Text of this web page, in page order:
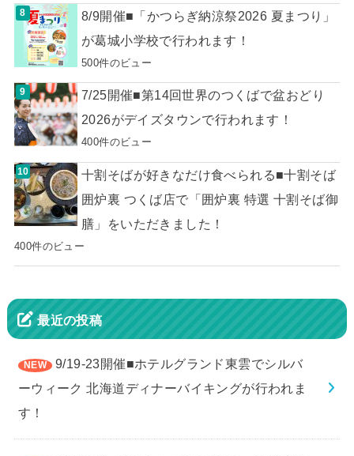
8/9開催■「かつらぎ納涼祭2026 夏まつり」
が葛城小学校で行われます！
500件のビュー
7/25開催■第14回世界のつくばで盆おどり
2026がデイズタウンで行われます！
400件のビュー
十割そばが好きなだけ食べられる■十割そば
囲炉裏 つくば店で「囲炉裏 特選 十割そば御
膳」をいただきました！
400件のビュー
最近の投稿
9/19-23開催■ホテルグランド東雲でシルバ
ーウィーク 北海道ディナーバイキングが行われま
す！